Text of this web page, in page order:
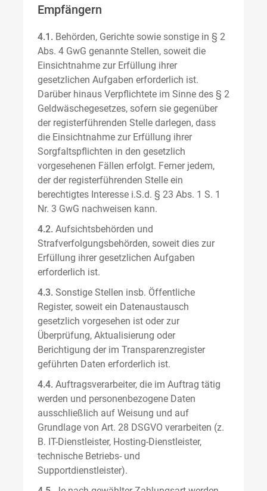
Empfängern
4.1. Behörden, Gerichte sowie sonstige in § 2
Abs. 4 GwG genannte Stellen, soweit die
Einsichtnahme zur Erfüllung ihrer
gesetzlichen Aufgaben erforderlich ist.
Darüber hinaus Verpflichtete im Sinne des § 2
Geldwäschegesetzes, sofern sie gegenüber
der registerführenden Stelle darlegen, dass
die Einsichtnahme zur Erfüllung ihrer
Sorgfaltspflichten in den gesetzlich
vorgesehenen Fällen erfolgt. Ferner jedem,
der der registerführenden Stelle ein
berechtigtes Interesse i.S.d. § 23 Abs. 1 S. 1
Nr. 3 GwG nachweisen kann.
4.2. Aufsichtsbehörden und
Strafverfolgungsbehörden, soweit dies zur
Erfüllung ihrer gesetzlichen Aufgaben
erforderlich ist.
4.3. Sonstige Stellen insb. Öffentliche
Register, soweit ein Datenaustausch
gesetzlich vorgesehen ist oder zur
Überprüfung, Aktualisierung oder
Berichtigung der im Transparenzregister
geführten Daten erforderlich ist.
4.4. Auftragsverarbeiter, die im Auftrag tätig
werden und personenbezogene Daten
ausschließlich auf Weisung und auf
Grundlage von Art. 28 DSGVO verarbeiten (z.
B. IT-Dienstleister, Hosting-Dienstleister,
technische Betriebs- und
Supportdienstleister).